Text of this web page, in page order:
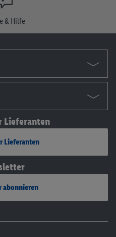
& Hilfe
Lieferanten
Lieferanten
abonnieren